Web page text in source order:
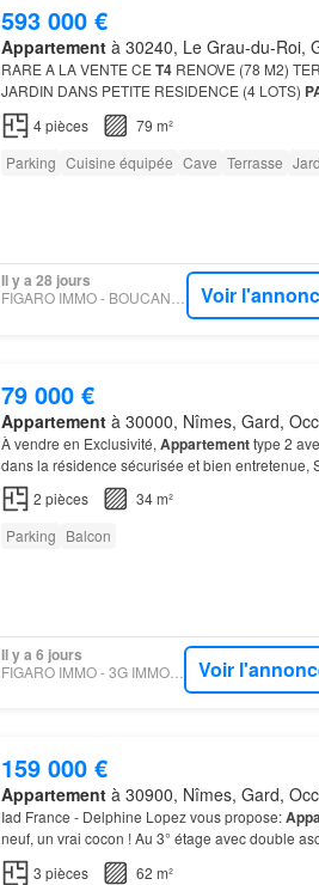
593 000 €
Appartementà 30240, Le Grau-du-Roi,
RARE A LA VENTE CE T4RENOVE (78 M2)
JARDIN DANS PETITE RESIDENCE (4 LOTS)
80 m2)
4pièces
79 m²
Parking Cuisine équipée Cave Terrasse
Il y a 28 jours
FIGARO IMMO - BOUCANET IMMOBILIER Voir
79 000 €
Appartementà 30000, Nîmes, Gard,
À vendre en Exclusivité, Appartementtype 2
dans la résidence sécurisée et bien entretenue,
l'emplacement deparking
2 pièces
34 m²
Parking Balcon
Il y a 6 jours
FIGARO IMMO - 3G IMMO-CONSULTANT Voir
159 000 €
Appartementà 30900, Nîmes, Gard,
Iad France - Delphine Lopez vous propose:
neuf, un vrai cocon ! Au 3° étage avec double
cave…
3 pièces
62 m²